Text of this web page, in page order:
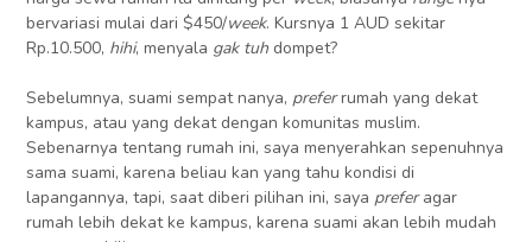
bervariasi mulai dari $450/week. Kursnya 1 AUD sekitar
Rp.10.500, hihi, menyala gak tuh dompet?
Sebelumnya, suami sempat nanya, preferrumah yang dekat
kampus, atau yang dekat dengan komunitas muslim.
Sebenarnya tentang rumah ini, saya menyerahkan sepenuhnya
sama suami, karena beliau kan yang tahu kondisi di
lapangannya, tapi, saat diberi pilihan ini, saya preferagar
rumah lebih dekat ke kampus, karena suami akan lebih mudah